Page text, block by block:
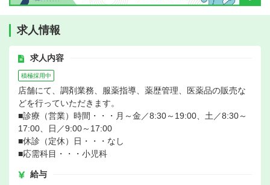
求人情報
求人内容
積極採用中
店舗にて、調剤業務、服薬指導、薬歴管理、医薬品の販売な
どを行っていただきます。
■診療（営業）時間・・・月～金／8:30～19:00、土／8:30～
17:00、日／9:00～17:00
■休診（定休）日・・・なし
■応需科目・・・小児科
給与